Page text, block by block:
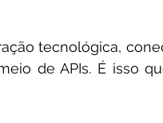
tecnológica,
de APIs. É isso